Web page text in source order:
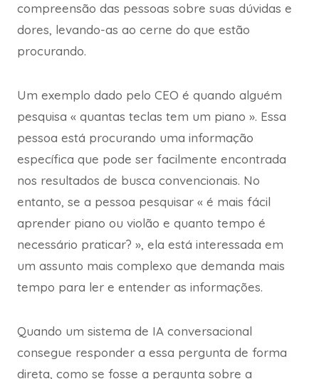
compreensão das pessoas sobre suas dúvidas e
dores, levando-as ao cerne do que estão
procurando.
Um exemplo dado pelo CEO é quando alguém
pesquisa « quantas teclas tem um piano ». Essa
pessoa está procurando uma informação
específica que pode ser facilmente encontrada
nos resultados de busca convencionais. No
entanto, se a pessoa pesquisar « é mais fácil
aprender piano ou violão e quanto tempo é
necessário praticar? », ela está interessada em
um assunto mais complexo que demanda mais
tempo para ler e entender as informações.
Quando um sistema de IA conversacional
consegue responder a essa pergunta de forma
direta, como se fosse a pergunta sobre a